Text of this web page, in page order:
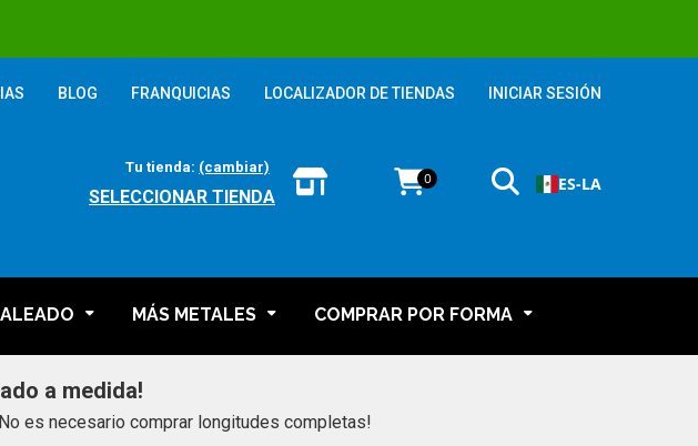
BLOG FRANQUICIAS LOCALIZADOR DE TIENDAS INICIAR SESIÓN
Tu tienda: (cambiar)
SELECCIONAR TIENDA
0 ES-LA
MÁS METALES COMPRAR POR FORMA
a medida!
es necesario comprar longitudes completas!